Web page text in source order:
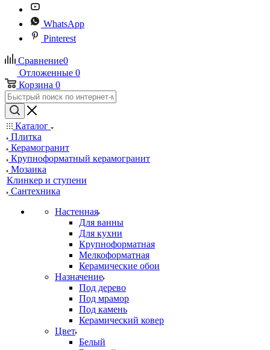
WhatsApp
Pinterest
Сравнение0
Отложенные 0
Корзина 0
Каталог
Плитка
Керамогранит
Крупноформатный керамогранит
Мозаика
Клинкер и ступени
Сантехника
Настенная
Для ванны
Для кухни
Крупноформатная
Мелкоформатная
Керамические обои
Назначение
Под дерево
Под мрамор
Под камень
Керамический ковер
Цвет
Белый